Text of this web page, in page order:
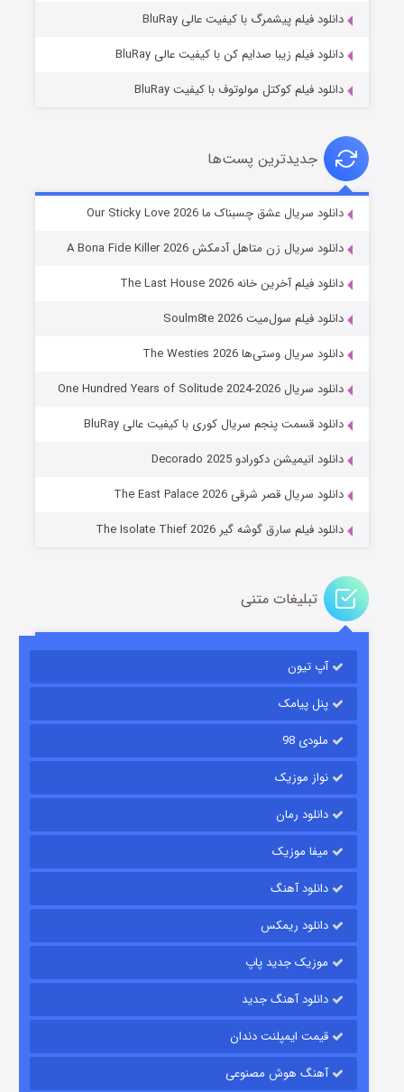
شوهر
عملیات آپارتمان
قسمت۲ (زیرنویس) منتشر شد
قسمت
دانلود فیلم پیشمرگ با کیفیت عالی BluRay
دانلود فیلم زیبا صدایم کن با کیفیت عالی BluRay
دانلود فیلم کوکتل مولوتوف با کیفیت BluRay
جدیدترین پست‌ها
دانلود سریال عشق چسبناک ما Our Sticky Love 2026
دانلود سریال زن متاهل آدمکش A Bona Fide Killer 2026
دانلود فیلم آخرین خانه The Last House 2026
دانلود فیلم سول‌میت Soulm8te 2026
دانلود سریال وستی‌ها The Westies 2026
دانلود سریال One Hundred Years of Solitude 2024-2026
دانلود قسمت پنجم سریال کوری با کیفیت عالی BluRay
دانلود انیمیشن دکورادو Decorado 2025
دانلود سریال قصر شرقی The East Palace 2026
دانلود فیلم سارق گوشه گیر The Isolate Thief 2026
تبلیغات متنی
آپ تیون
پنل پیامک
ملودی 98
نواز موزیک
دانلود رمان
میفا موزیک
دانلود آهنگ
دانلود ریمکس
موزیک جدید پاپ
دانلود آهنگ جدید
قیمت ایمپلنت دندان
آهنگ هوش مصنوعی